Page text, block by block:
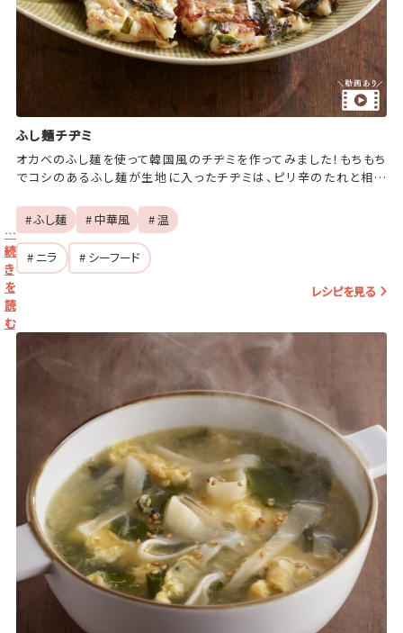
ふし麺チヂミ
オカベのふし麺を使って韓国風のチヂミを作ってみました！もちもち
でコシのあるふし麺が生地に入ったチヂミは、ピリ辛のたれと相性
# ふし麺
# 中華風 # 温
# ニラ
# シーフード
レシピを見る
…
続
き
を
読
む